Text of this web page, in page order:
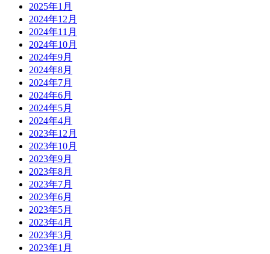
2025年1月
2024年12月
2024年11月
2024年10月
2024年9月
2024年8月
2024年7月
2024年6月
2024年5月
2024年4月
2023年12月
2023年10月
2023年9月
2023年8月
2023年7月
2023年6月
2023年5月
2023年4月
2023年3月
2023年1月